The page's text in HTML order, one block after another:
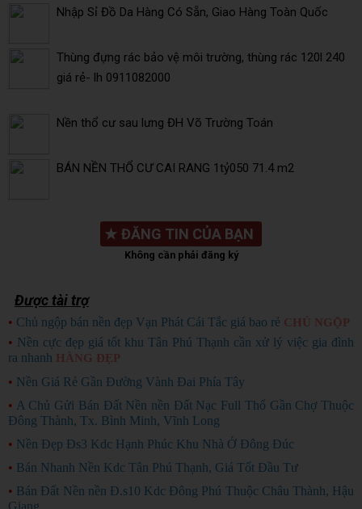
Nhập Sỉ Đồ Da Hàng Có Sẵn, Giao Hàng Toàn Quốc
Thùng đựng rác bảo vệ môi trường, thùng rác 120l 240
giá rẻ- lh 0911082000
Nền thổ cư sau lưng ĐH Võ Trường Toán
BÁN NỀN THỔ CƯ CAI RANG 1tỷ050 71.4 m2
★ ĐĂNG TIN CỦA BẠN
Không cần phải đăng ký
Được tài trợ
• Chủ ngộp bán nền đẹp Vạn Phát Cái Tắc giá bao rẻ CHỦ NGỘP
• Nền cực đẹp giá tốt khu Tân Phú Thạnh cần xử lý việc gia đình
ra nhanh HÀNG ĐẸP
• Nền Giá Rẻ Gần Đường Vành Đai Phía Tây
• A Chủ Gửi Bán Đất Nền nền Đất Nạc Full Thổ Gần Chợ Thuộc
Đông Thành, Tx. Bình Minh, Vĩnh Long
• Nền Đẹp Đs3 Kdc Hạnh Phúc Khu Nhà Ở Đông Đúc
• Bán Nhanh Nền Kdc Tân Phú Thạnh, Giá Tốt Đầu Tư
• Bán Đất Nền nền Đ.s10 Kdc Đông Phú Thuộc Châu Thành, Hậu
Giang